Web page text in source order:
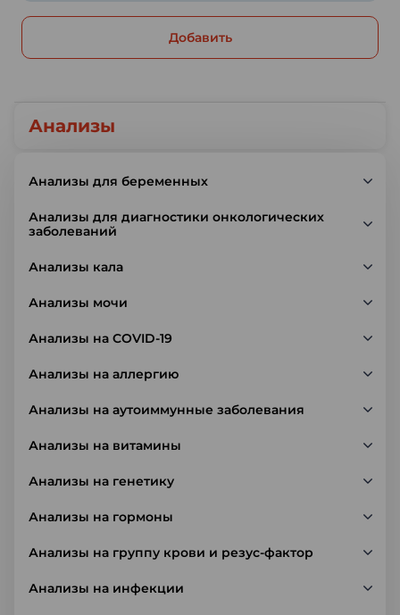
Анализы
Анализы для беременных
Анализы для диагностики онкологических
заболеваний
Анализы кала
Анализы мочи
Анализы на COVID-19
Анализы на аллергию
Анализы на аутоиммунные заболевания
Анализы на витамины
Анализы на генетику
Анализы на гормоны
Анализы на группу крови и резус-фактор
Анализы на инфекции
Добавить